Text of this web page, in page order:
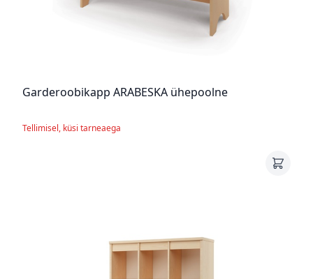
Garderoobikapp ARABESKA ühepoolne
Tellimisel, küsi tarneaega